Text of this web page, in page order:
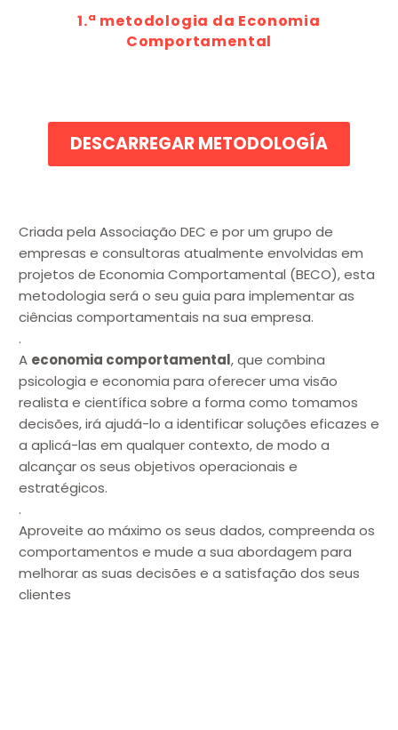
1.ª metodologia da Economia
Comportamental
DESCARREGAR METODOLOGÍA
Criada pela Associação DEC e por um grupo de
empresas e consultoras atualmente envolvidas em
projetos de Economia Comportamental (BECO), esta
metodologia será o seu guia para implementar as
ciências comportamentais na sua empresa.
.
A economia comportamental, que combina
psicologia e economia para oferecer uma visão
realista e científica sobre a forma como tomamos
decisões, irá ajudá-lo a identificar soluções eficazes e
a aplicá-las em qualquer contexto, de modo a
alcançar os seus objetivos operacionais e
estratégicos.
.
Aproveite ao máximo os seus dados, compreenda os
comportamentos e mude a sua abordagem para
melhorar as suas decisões e a satisfação dos seus
clientes